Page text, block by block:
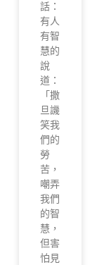
話：
有人
有智
慧的
說
道：
「撒
旦譏
笑我
們的
勞
苦，
嘲弄
我們
的智
慧，
但害
怕見